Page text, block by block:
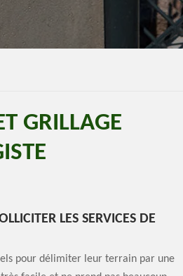
GRILLAGE
LES SERVICES DE
pour délimiter leur terrain par une